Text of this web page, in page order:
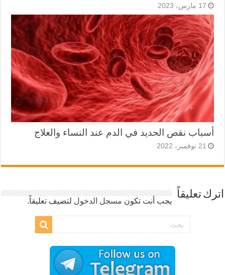
17 مارس، 2023
أسباب نقص الحديد في الدم عند النساء والعلاج
21 نوفمبر، 2022
اترك تعليقاً
يجب أنت تكون مسجل الدخول لتضيف تعليقاً.